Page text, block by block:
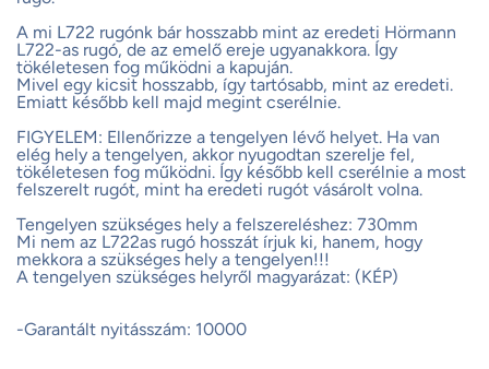
A mi L722 rugónk bár hosszabb mint az eredeti Hörmann
L722-as rugó, de az emelő ereje ugyanakkora. Így
tökéletesen fog működni a kapuján.
Mivel egy kicsit hosszabb, így tartósabb, mint az eredeti.
Emiatt később kell majd megint cserélnie.
FIGYELEM: Ellenőrizze a tengelyen lévő helyet. Ha van
elég hely a tengelyen, akkor nyugodtan szerelje fel,
tökéletesen fog működni. Így később kell cserélnie a most
felszerelt rugót, mint ha eredeti rugót vásárolt volna.
Tengelyen szükséges hely a felszereléshez: 730mm
Mi nem az L722as rugó hosszát írjuk ki, hanem, hogy
mekkora a szükséges hely a tengelyen!!!
A tengelyen szükséges helyről magyarázat: (KÉP)
-Garantált nyitásszám: 10000